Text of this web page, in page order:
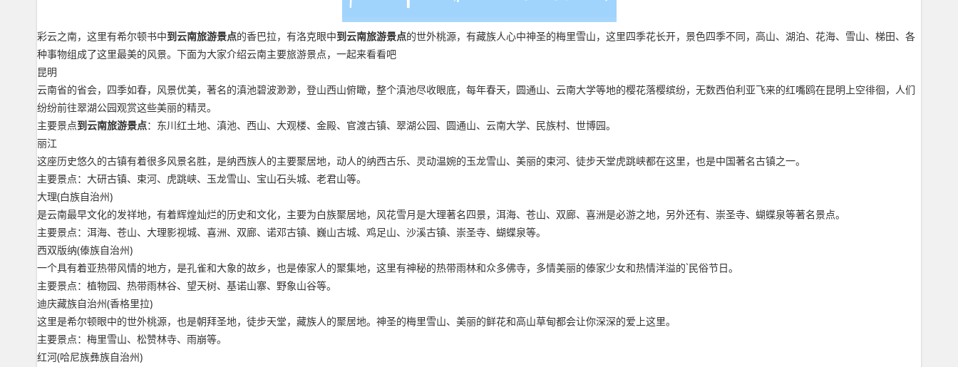
彩云之南，这里有希尔顿书中到云南旅游景点的香巴拉，有洛克眼中到云南旅游景点的世外桃源，有藏族人心中神圣的梅里雪山，这里四季花长开，景色四季不同，高山、湖泊、花海、雪山、梯田、各
种事物组成了这里最美的风景。下面为大家介绍云南主要旅游景点，一起来看看吧
昆明
云南省的省会，四季如春，风景优美，著名的滇池碧波渺渺，登山西山俯瞰，整个滇池尽收眼底，每年春天，圆通山、云南大学等地的樱花落樱缤纷，无数西伯利亚飞来的红嘴鸥在昆明上空徘徊，人们
纷纷前往翠湖公园观赏这些美丽的精灵。
主要景点到云南旅游景点：东川红土地、滇池、西山、大观楼、金殿、官渡古镇、翠湖公园、圆通山、云南大学、民族村、世博园。
丽江
这座历史悠久的古镇有着很多风景名胜，是纳西族人的主要聚居地，动人的纳西古乐、灵动温婉的玉龙雪山、美丽的束河、徒步天堂虎跳峡都在这里，也是中国著名古镇之一。
主要景点：大研古镇、束河、虎跳峡、玉龙雪山、宝山石头城、老君山等。
大理(白族自治州)
是云南最早文化的发祥地，有着辉煌灿烂的历史和文化，主要为白族聚居地，风花雪月是大理著名四景，洱海、苍山、双廊、喜洲是必游之地，另外还有、崇圣寺、蝴蝶泉等著名景点。
主要景点：洱海、苍山、大理影视城、喜洲、双廊、诺邓古镇、巍山古城、鸡足山、沙溪古镇、崇圣寺、蝴蝶泉等。
西双版纳(傣族自治州)
一个具有着亚热带风情的地方，是孔雀和大象的故乡，也是傣家人的聚集地，这里有神秘的热带雨林和众多佛寺，多情美丽的傣家少女和热情洋溢的`民俗节日。
主要景点：植物园、热带雨林谷、望天树、基诺山寨、野象山谷等。
迪庆藏族自治州(香格里拉)
这里是希尔顿眼中的世外桃源，也是朝拜圣地，徒步天堂，藏族人的聚居地。神圣的梅里雪山、美丽的鲜花和高山草甸都会让你深深的爱上这里。
主要景点：梅里雪山、松赞林寺、雨崩等。
红河(哈尼族彝族自治州)